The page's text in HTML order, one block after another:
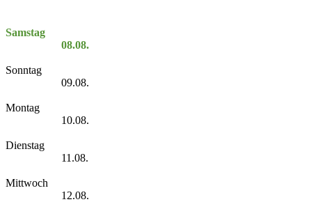
Samstag
08.08.
Sonntag
09.08.
Montag
10.08.
Dienstag
11.08.
Mittwoch
12.08.